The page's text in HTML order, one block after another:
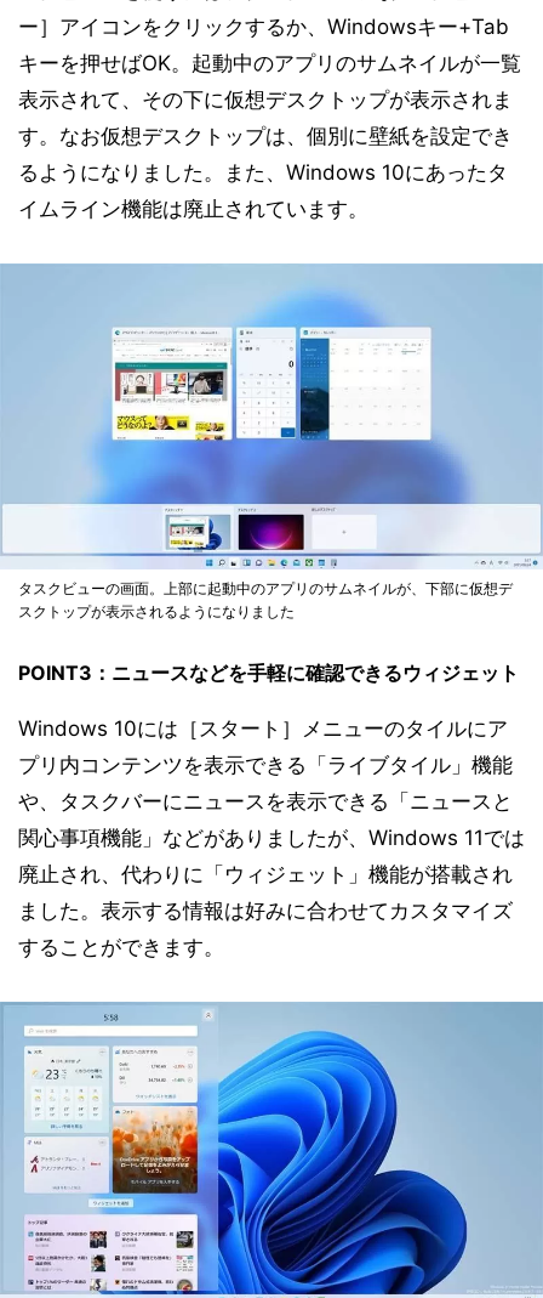
ー］アイコンをクリックするか、Windowsキー+Tab
キーを押せばOK。起動中のアプリのサムネイルが一覧
表示されて、その下に仮想デスクトップが表示されま
す。なお仮想デスクトップは、個別に壁紙を設定でき
るようになりました。また、Windows 10にあったタ
イムライン機能は廃止されています。
タスクビューの画面。上部に起動中のアプリのサムネイルが、下部に仮想デ
スクトップが表示されるようになりました
POINT3：ニュースなどを手軽に確認できるウィジェット
Windows 10には［スタート］メニューのタイルにア
プリ内コンテンツを表示できる「ライブタイル」機能
や、タスクバーにニュースを表示できる「ニュースと
関心事項機能」などがありましたが、Windows 11では
廃止され、代わりに「ウィジェット」機能が搭載され
ました。表示する情報は好みに合わせてカスタマイズ
することができます。